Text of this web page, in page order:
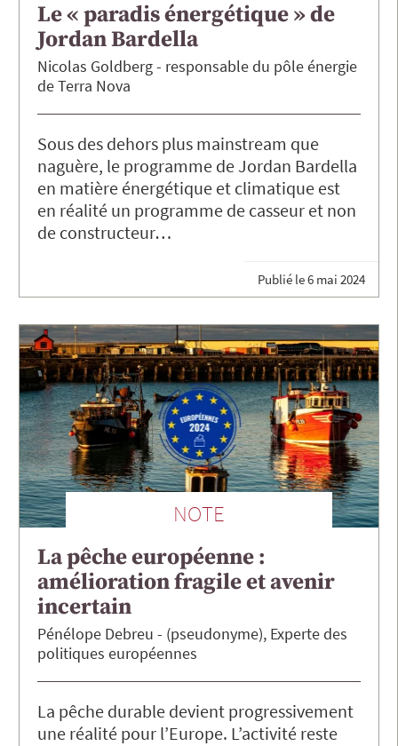
Le « paradis énergétique » de
Jordan Bardella
Nicolas Goldberg
responsable du pôle énergie
de Terra Nova
Sous des dehors plus mainstream que
naguère, le programme de Jordan Bardella
en matière énergétique et climatique est
en réalité un programme de casseur et non
de constructeur…
Publié le6 mai 2024
NOTE
La pêche européenne :
amélioration fragile et avenir
incertain
Pénélope Debreu
(pseudonyme), Experte des
politiques européennes
La pêche durable devient progressivement
une réalité pour l’Europe. L’activité reste